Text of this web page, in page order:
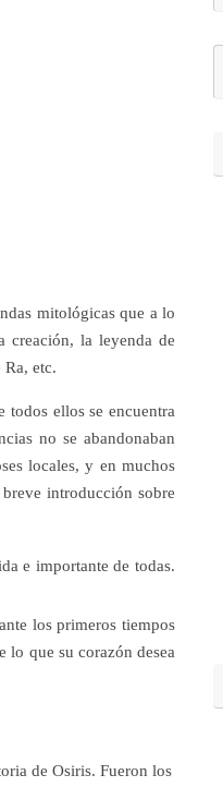
mitológicas que a lo
creación, la leyenda de
etc.
ellos se encuentra
no se abandonaban
locales, y en muchos
introducción sobre
e importante de todas.
los primeros tiempos
lo que su corazón desea
de Osiris. Fueron los